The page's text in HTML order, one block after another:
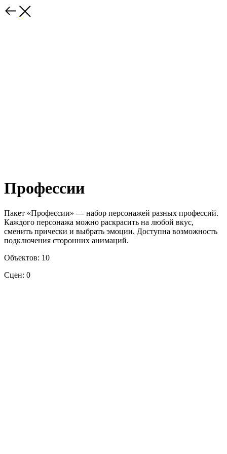
Профессии
Пакет «Профессии» — набор персонажей разных профессий.
Каждого персонажа можно раскрасить на любой вкус,
сменить прически и выбрать эмоции. Доступна возможность
подключения сторонних анимаций.
Объектов: 10
Сцен: 0